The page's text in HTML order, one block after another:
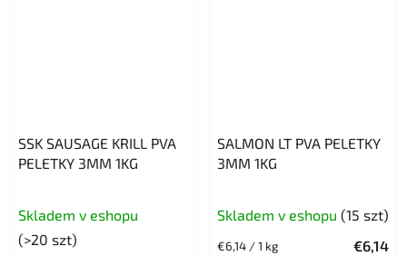
SSK SAUSAGE KRILL PVA
PELETKY 3MM 1KG
Skladem v eshopu
(>20 szt)
SALMON LT PVA PELETKY
3MM 1KG
Skladem v eshopu (15 szt)
€6,14
Cena
€6,14 / 1 kg